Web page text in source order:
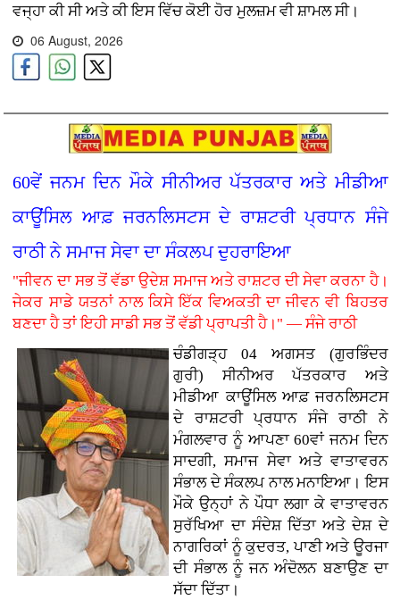
ਵਜ੍ਹਾ ਕੀ ਸੀ ਅਤੇ ਕੀ ਇਸ ਵਿੱਚ ਕੋਈ ਹੋਰ ਮੁਲਜ਼ਮ ਵੀ ਸ਼ਾਮਲ ਸੀ।
06 August, 2026
60ਵੇਂ ਜਨਮ ਦਿਨ ਮੌਕੇ ਸੀਨੀਅਰ ਪੱਤਰਕਾਰ ਅਤੇ ਮੀਡੀਆ
ਕਾਊਂਸਿਲ ਆਫ਼ ਜਰਨਲਿਸਟਸ ਦੇ ਰਾਸ਼ਟਰੀ ਪ੍ਰਧਾਨ ਸੰਜੇ
ਰਾਠੀ ਨੇ ਸਮਾਜ ਸੇਵਾ ਦਾ ਸੰਕਲਪ ਦੁਹਰਾਇਆ
"ਜੀਵਨ ਦਾ ਸਭ ਤੋਂ ਵੱਡਾ ਉਦੇਸ਼ ਸਮਾਜ ਅਤੇ ਰਾਸ਼ਟਰ ਦੀ ਸੇਵਾ ਕਰਨਾ ਹੈ।
ਜੇਕਰ ਸਾਡੇ ਯਤਨਾਂ ਨਾਲ ਕਿਸੇ ਇੱਕ ਵਿਅਕਤੀ ਦਾ ਜੀਵਨ ਵੀ ਬਿਹਤਰ
ਬਣਦਾ ਹੈ ਤਾਂ ਇਹੀ ਸਾਡੀ ਸਭ ਤੋਂ ਵੱਡੀ ਪ੍ਰਾਪਤੀ ਹੈ।" — ਸੰਜੇ ਰਾਠੀ
ਚੰਡੀਗੜ੍ਹ 04 ਅਗਸਤ (ਗੁਰਭਿੰਦਰ
ਗੁਰੀ)ਸੀਨੀਅਰ ਪੱਤਰਕਾਰ ਅਤੇ
ਮੀਡੀਆ ਕਾਊਂਸਿਲ ਆਫ਼ ਜਰਨਲਿਸਟਸ
ਦੇ ਰਾਸ਼ਟਰੀ ਪ੍ਰਧਾਨ ਸੰਜੇ ਰਾਠੀ ਨੇ
ਮੰਗਲਵਾਰ ਨੂੰ ਆਪਣਾ 60ਵਾਂ ਜਨਮ ਦਿਨ
ਸਾਦਗੀ, ਸਮਾਜ ਸੇਵਾ ਅਤੇ ਵਾਤਾਵਰਨ
ਸੰਭਾਲ ਦੇ ਸੰਕਲਪ ਨਾਲ ਮਨਾਇਆ। ਇਸ
ਮੌਕੇ ਉਨ੍ਹਾਂ ਨੇ ਪੌਧਾ ਲਗਾ ਕੇ ਵਾਤਾਵਰਨ
ਸੁਰੱਖਿਆ ਦਾ ਸੰਦੇਸ਼ ਦਿੱਤਾ ਅਤੇ ਦੇਸ਼ ਦੇ
ਨਾਗਰਿਕਾਂ ਨੂੰ ਕੁਦਰਤ, ਪਾਣੀ ਅਤੇ ਊਰਜਾ
ਦੀ ਸੰਭਾਲ ਨੂੰ ਜਨ ਅੰਦੋਲਨ ਬਣਾਉਣ ਦਾ
ਸੱਦਾ ਦਿੱਤਾ।